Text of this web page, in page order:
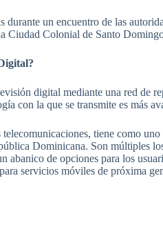
durante un encuentro de las
Ciudad Colonial de Santo
digital mediante una red de
con la que se transmite es más
tiene como
Dominicana. Son múltiples
abanico de opciones para los
servicios móviles de próxima